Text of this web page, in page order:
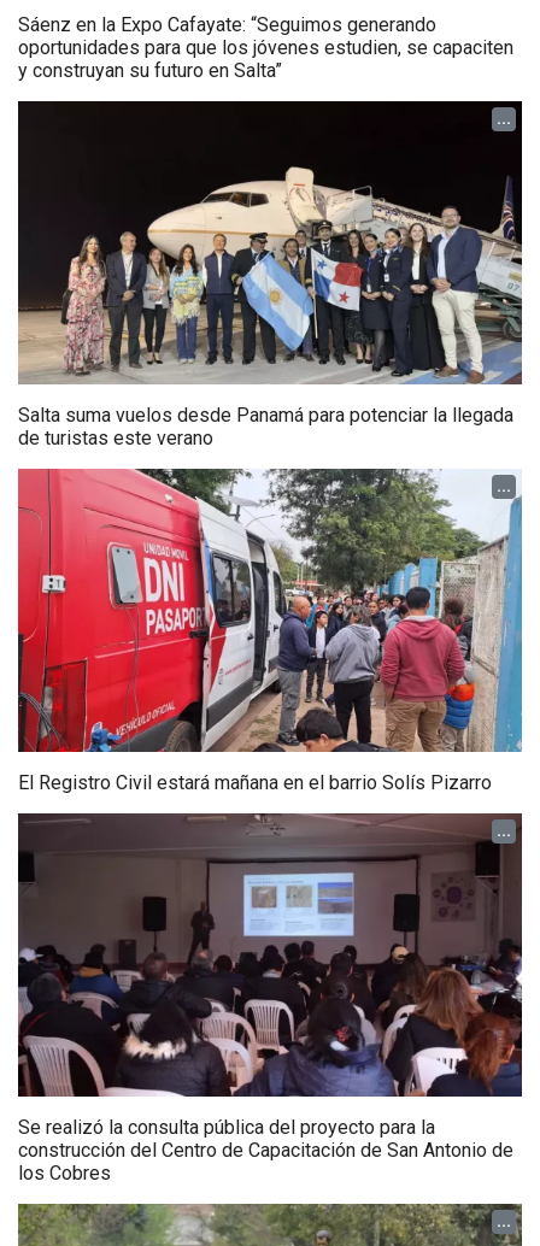
Sáenz en la Expo Cafayate: “Seguimos generando
oportunidades para que los jóvenes estudien, se capaciten
y construyan su futuro en Salta”
...
Salta suma vuelos desde Panamá para potenciar la llegada
de turistas este verano
...
El Registro Civil estará mañana en el barrio Solís Pizarro
...
Se realizó la consulta pública del proyecto para la
construcción del Centro de Capacitación de San Antonio de
los Cobres
...